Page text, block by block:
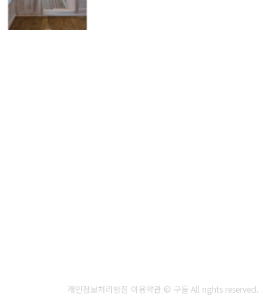
개인정보처리방침 이용약관 © 구들 All rights reserved.